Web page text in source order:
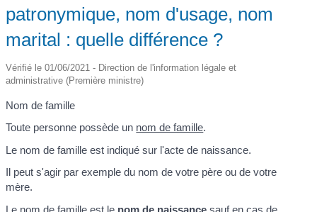
patronymique, nom d'usage, nom
marital : quelle différence ?
Vérifié le 01/06/2021 - Direction de l'information légale et
administrative (Première ministre)
Nom de famille
Toute personne possède un nom de famille.
Le nom de famille est indiqué sur l'acte de naissance.
Il peut s'agir par exemple du nom de votre père ou de votre
mère.
Le nom de famille est le nom de naissance sauf en cas de